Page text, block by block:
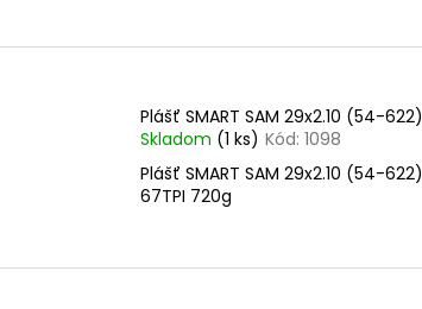
Plášť SMART SAM 29x2.10 (54-622)
Skladom (1 ks) Kód: 1098
Plášť SMART SAM 29x2.10 (54-622)
67TPI 720g